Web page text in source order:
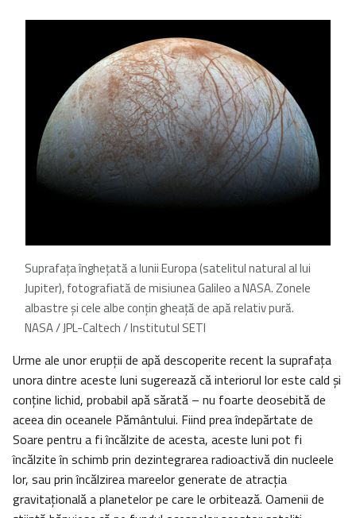
Suprafața înghețată a lunii Europa (satelitul natural al lui
Jupiter), fotografiată de misiunea Galileo a NASA. Zonele
albastre şi cele albe conțin gheață de apă relativ pură.
NASA / JPL-Caltech / Institutul SETI
Urme ale unor erupţii de apă descoperite recent la suprafața
unora dintre aceste luni sugerează că interiorul lor este cald și
conține lichid, probabil apă sărată – nu foarte deosebită de
aceea din oceanele Pământului. Fiind prea îndepărtate de
Soare pentru a fi încălzite de acesta, aceste luni pot fi
încălzite în schimb prin dezintegrarea radioactivă din nucleele
lor, sau prin încălzirea mareelor generate de atracția
gravitațională a planetelor pe care le orbitează. Oamenii de